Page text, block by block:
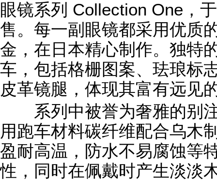
眼镜系列 Collection One，
售。每一副眼镜都采用优质
金，在日本精心制作。独特
车，包括格栅图案、珐琅标
皮革镜腿，体现其富有远见
系列中被誉为奢雅的别注
用跑车材料碳纤维配合乌木
盈耐高温，防水不易腐蚀等
性，同时在佩戴时产生淡淡